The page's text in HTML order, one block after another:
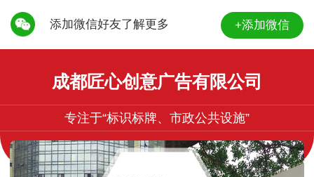
添加微信好友了解更多 +添加微信
成都匠心创意广告有限公司
专注于“标识标牌、市政公共设施”